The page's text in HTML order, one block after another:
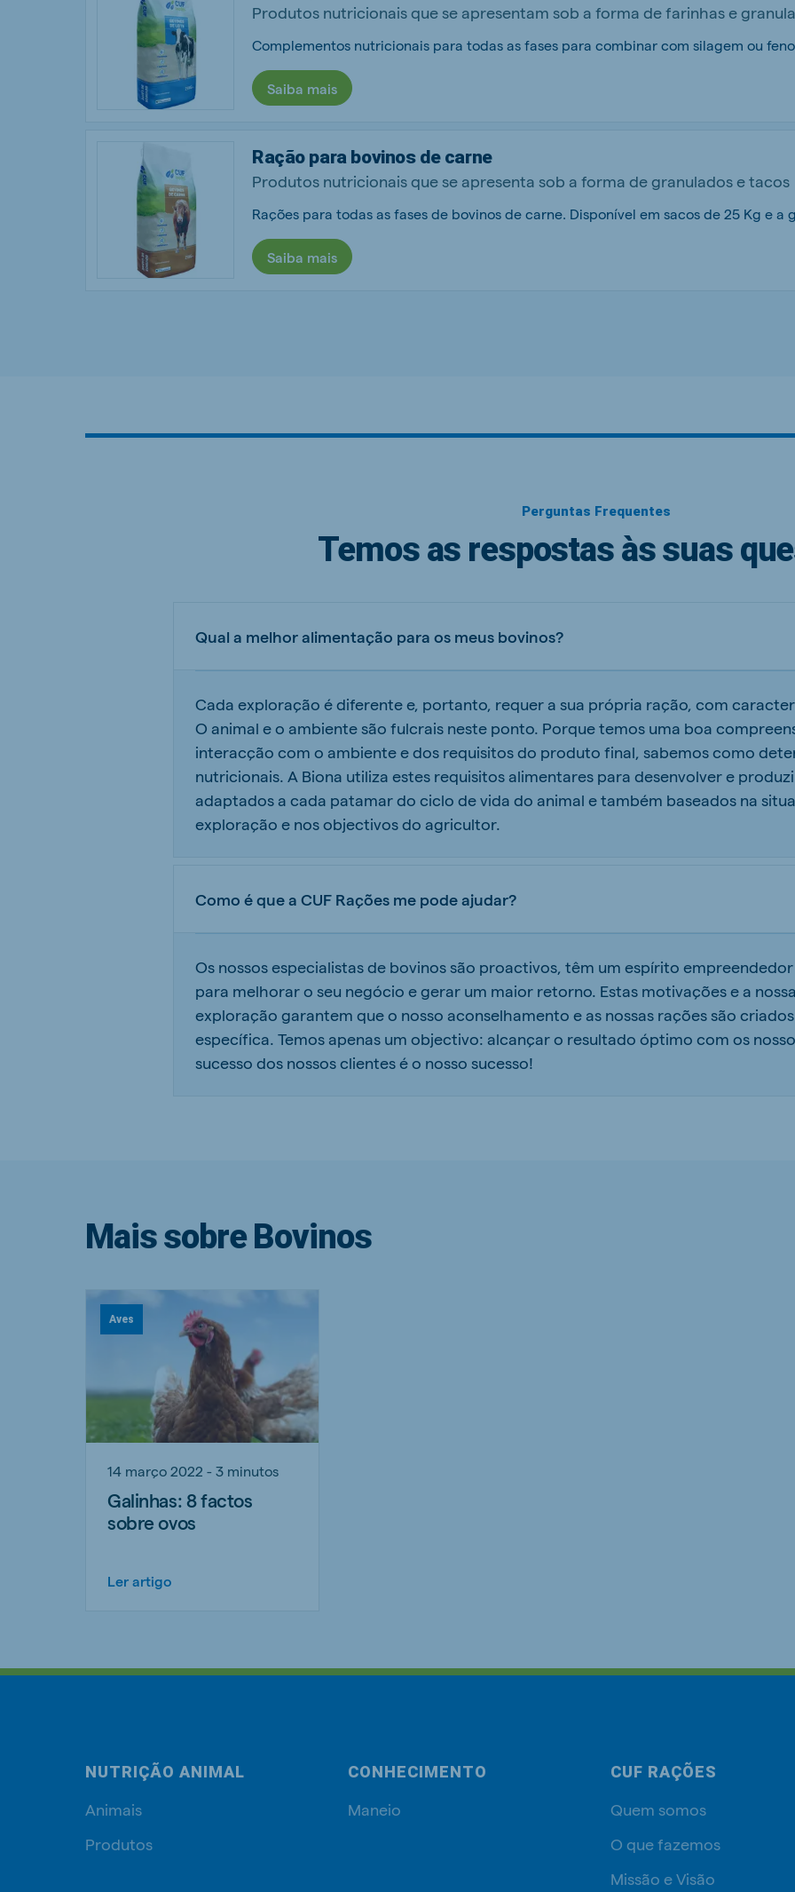
Produtos nutricionais que se apresentam sob a forma de farinhas e
Complementos nutricionais para todas as fases para combinar com silagem ou
Saiba mais
Ração para bovinos de carne
Produtos nutricionais que se apresenta sob a forma de granulados e tacos
Rações para todas as fases de bovinos de carne. Disponível em sacos de 25 Kg e a
Saiba mais
Perguntas Frequentes
Temos as respostas às suas
Qual a melhor alimentação para os meus bovinos?
Cada exploração é diferente e, portanto, requer a sua própria ração, com
O animal e o ambiente são fulcrais neste ponto. Porque temos uma boa
interacção com o ambiente e dos requisitos do produto final, sabemos como
nutricionais. A Biona utiliza estes requisitos alimentares para desenvolver e
adaptados a cada patamar do ciclo de vida do animal e também baseados na
exploração e nos objectivos do agricultor.
Como é que a CUF Rações me pode ajudar?
Os nossos especialistas de bovinos são proactivos, têm um espírito
para melhorar o seu negócio e gerar um maior retorno. Estas motivações e a
exploração garantem que o nosso aconselhamento e as nossas rações são
específica. Temos apenas um objectivo: alcançar o resultado óptimo com os
sucesso dos nossos clientes é o nosso sucesso!
Mais sobre Bovinos
Aves
14 março 2022 - 3 minutos
Galinhas: 8 factos
sobre ovos
Ler artigo
NUTRIÇÃO ANIMAL
Animais
Produtos
CONHECIMENTO
Maneio
CUF RAÇÕES
Quem somos
O que fazemos
Missão e Visão